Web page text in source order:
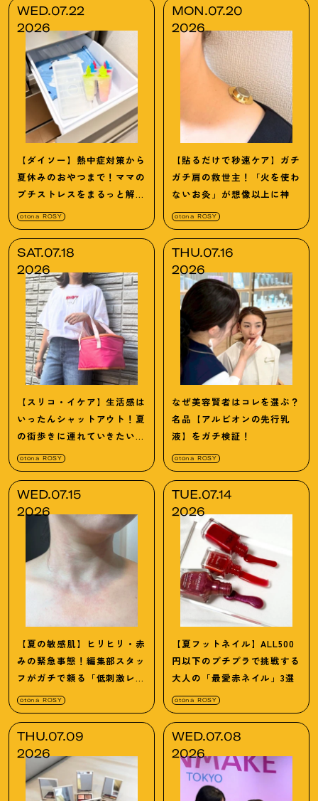
WED.07.22
2026
【ダイソー】熱中症対策から
夏休みのおやつまで ！ ママの
プチストレスをまるっと解決
「ひんやり神グッズ3選」
otona ROSY
MON.07.20
2026
【貼るだけで秒速ケア】ガチ
ガチ肩の救世主！「火を使わ
ないお灸」が想像以上に神
otona ROSY
SAT.07.18
2026
【スリコ・イケア】生活感は
いったんシャットアウト！夏
の街歩きに連れていきたい
「洒落見え保冷バッグ」
otona ROSY
THU.07.16
2026
なぜ美容賢者はコレを選ぶ？
名品【アルビオンの先行乳
液】をガチ検証！
otona ROSY
WED.07.15
2026
【夏の敏感肌】ヒリヒリ・赤
みの緊急事態！編集部スタッ
フがガチで頼る「低刺激レス
キューコスメ3選」
otona ROSY
TUE.07.14
2026
【夏フットネイル】ALL500
円以下のプチプラで挑戦する
大人の「最愛赤ネイル」3選
otona ROSY
THU.07.09
2026
WED.07.08
2026